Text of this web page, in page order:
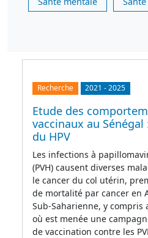
Recherche 2021 -2025
Etude des
vaccinaux au Sénégal
du HPV
Les infections à
(PVH) causent diverses
le cancer du col utérin,
de mortalité par cancer en
Sub-Saharienne, y compris
où est menée une
de vaccination contre les